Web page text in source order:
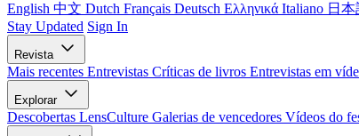
English 中文 Dutch Français Deutsch Ελληνικά Italiano 日本
Stay Updated Sign In
Revista
Mais recentes Entrevistas Críticas de livros Entrevistas em
Explorar
Descobertas LensCulture Galerias de vencedores Vídeos do